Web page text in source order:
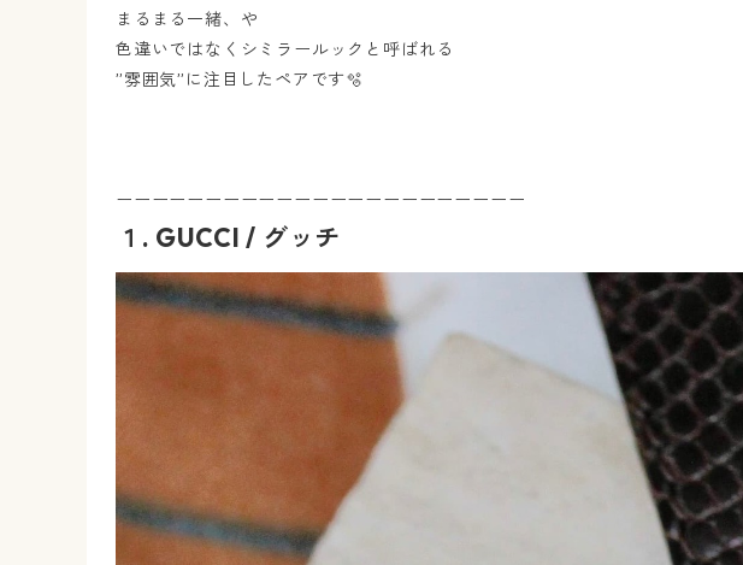
まるまる一緒、や
色違いではなくシミラールックと呼ばれる
”雰囲気”に注目したペアです🫧
ーーーーーーーーーーーーーーーーーーーーーーー
１. GUCCI / グッチ